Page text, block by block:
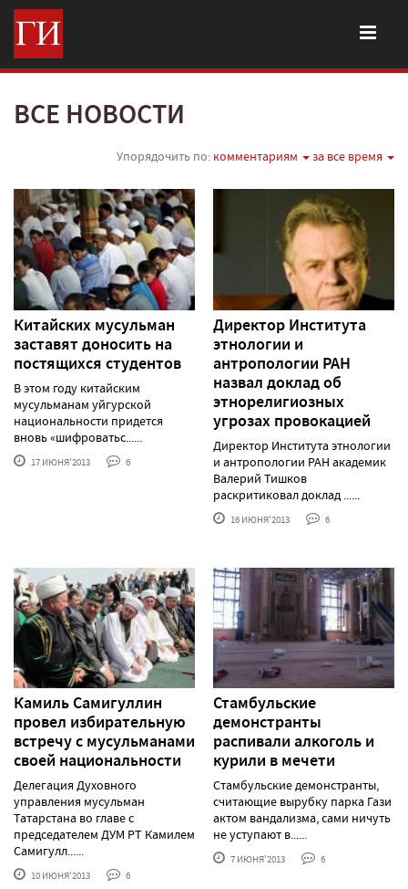
ВСЕ НОВОСТИ
Упорядочить по: комментариям за все время
Китайских мусульман
заставят доносить на
постящихся студентов
В этом году китайским
мусульманам уйгурской
национальности придется
вновь «шифроватьс......
17 ИЮНЯ'2013 6
Директор Института
этнологии и
антропологии РАН
назвал доклад об
этнорелигиозных
угрозах провокацией
Директор Института этнологии
и антропологии РАН академик
Валерий Тишков
раскритиковал доклад ......
16 ИЮНЯ'2013 6
Камиль Самигуллин
провел избирательную
встречу с мусульманами
своей национальности
Делегация Духовного
управления мусульман
Татарстана во главе с
председателем ДУМ РТ Камилем
Самигулл......
10 ИЮНЯ'2013 6
Стамбульские
демонстранты
распивали алкоголь и
курили в мечети
Стамбульские демонстранты,
считающие вырубку парка Гази
актом вандализма, сами ничуть
не уступают в......
7 ИЮНЯ'2013 6